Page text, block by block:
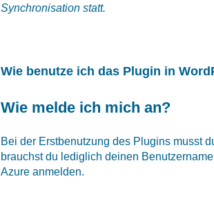
Synchronisation statt.
Wie benutze ich das Plugin in
Wie melde ich mich an?
Bei der Erstbenutzung des Plugins musst
brauchst du lediglich deinen
Azure anmelden.